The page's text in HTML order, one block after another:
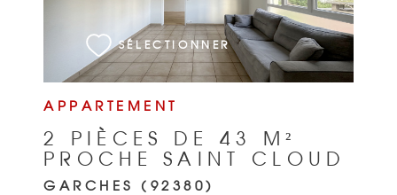
APPARTEMENT
2 PIÈCES DE 43 M²
PROCHE SAINT CLOUD
GARCHES (92380)
SÉLECTIONNER